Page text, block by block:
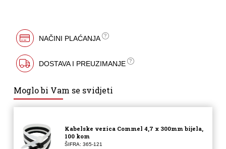
NAČINI PLAĆANJA
DOSTAVA I PREUZIMANJE
Moglo bi Vam se svidjeti
Kabelske vezica Commel 4,7 x 300mm bijela,
100 kom
ŠIFRA: 365-121